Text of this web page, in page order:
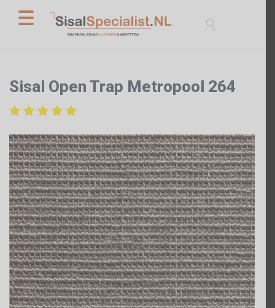
Sisal Open Trap Metropool 264